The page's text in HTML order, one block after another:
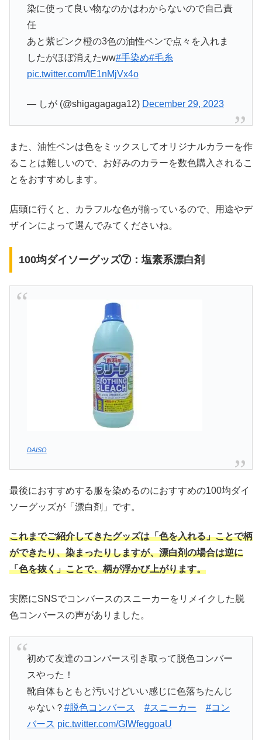
染に使って良い物なのかはわからないので自己責
任
あと紫ピンク橙の3色の油性ペンで点々を入れま
したがほぼ消えたww#手染め#毛糸
pic.twitter.com/IE1nMjVx4o
— しが (@shigagagaga12) December 29, 2023
また、油性ペンは色をミックスしてオリジナルカラーを作
ることは難しいので、お好みのカラーを数色購入されるこ
とをおすすめします。
店頭に行くと、カラフルな色が揃っているので、用途やデ
ザインによって選んでみてくださいね。
100均ダイソーグッズ⑦：塩素系漂白剤
DAISO
最後におすすめする服を染めるのにおすすめの100均ダイ
ソーグッズが「漂白剤」です。
これまでご紹介してきたグッズは「色を入れる」ことで柄
ができたり、染まったりしますが、漂白剤の場合は逆に
「色を抜く」ことで、柄が浮かび上がります。
実際にSNSでコンバースのスニーカーをリメイクした脱
色コンバースの声がありました。
初めて友達のコンバース引き取って脱色コンバー
スやった！
靴自体もともと汚いけどいい感じに色落ちたんじ
ゃない？ #脱色コンバース #スニーカー
#コン
バース pic.twitter.com/GIWfeggoaU